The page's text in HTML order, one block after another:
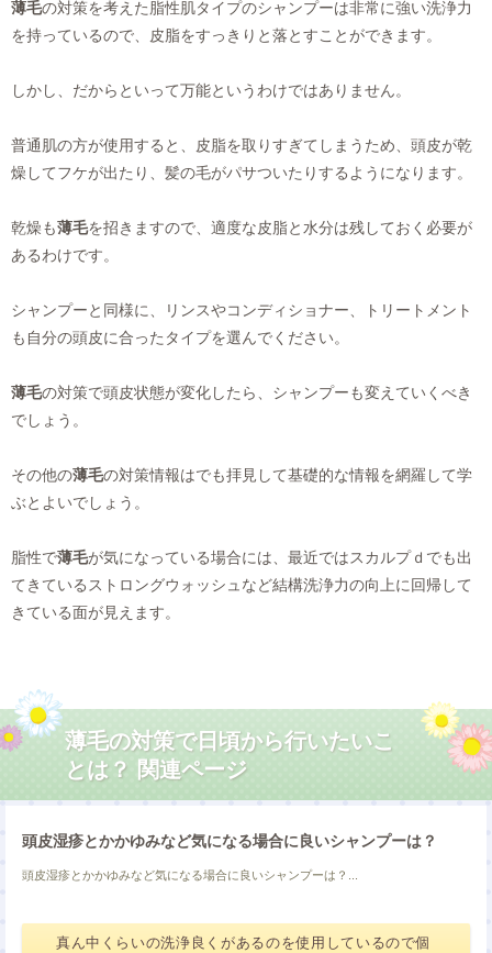
薄毛の対策を考えた脂性肌タイプのシャンプーは非常に強い洗浄力
を持っているので、皮脂をすっきりと落とすことができます。
しかし、だからといって万能というわけではありません。
普通肌の方が使用すると、皮脂を取りすぎてしまうため、頭皮が乾
燥してフケが出たり、髪の毛がパサついたりするようになります。
乾燥も薄毛を招きますので、適度な皮脂と水分は残しておく必要が
あるわけです。
シャンプーと同様に、リンスやコンディショナー、トリートメント
も自分の頭皮に合ったタイプを選んでください。
薄毛の対策で頭皮状態が変化したら、シャンプーも変えていくべき
でしょう。
その他の薄毛の対策情報はでも拝見して基礎的な情報を網羅して学
ぶとよいでしょう。
脂性で薄毛が気になっている場合には、最近ではスカルプｄでも出
てきているストロングウォッシュなど結構洗浄力の向上に回帰して
きている面が見えます。
薄毛の対策で日頃から行いたいこ
とは？ 関連ページ
頭皮湿疹とかかゆみなど気になる場合に良いシャンプーは？
頭皮湿疹とかかゆみなど気になる場合に良いシャンプーは？...
真ん中くらいの洗浄良くがあるのを使用しているので個